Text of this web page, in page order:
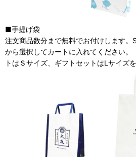
■手提げ袋
注文商品数分まで無料でお付けします。
から選択してカートに入れてください。
トはＳサイズ、ギフトセットはLサイズ